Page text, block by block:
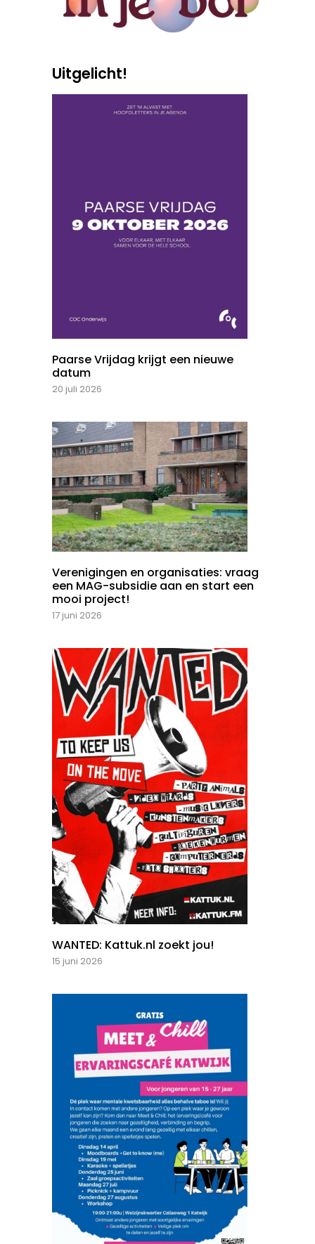
Uitgelicht!
Paarse Vrijdag krijgt een nieuwe
datum
20 juli 2026
Verenigingen en organisaties: vraag
een MAG-subsidie aan en start een
mooi project!
17 juni 2026
WANTED: Kattuk.nl zoekt jou!
15 juni 2026